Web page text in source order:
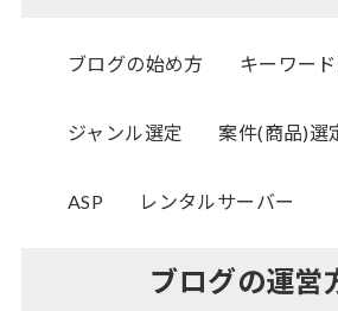
ブログの始め方 キーワー
ジャンル選定 案件(商品)選
ASP レンタルサーバー
ブログの運営